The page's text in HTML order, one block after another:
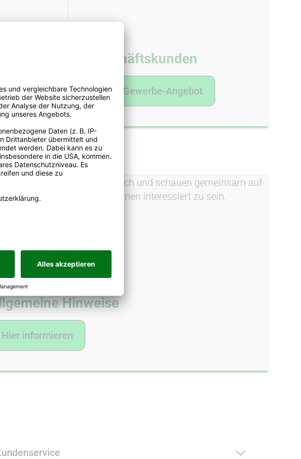
Geschäftskunden
Zum Gewerbe-Angebot
Hinweise
Hier informieren